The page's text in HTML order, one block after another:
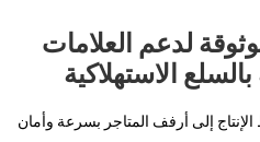
لدعم العلامات
الاستهلاكية
إلى أرفف المتاجر بسرعة وأمان